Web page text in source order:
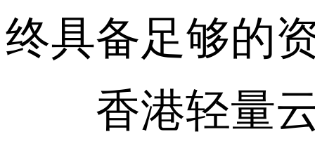
终具备足够的
香港轻量云